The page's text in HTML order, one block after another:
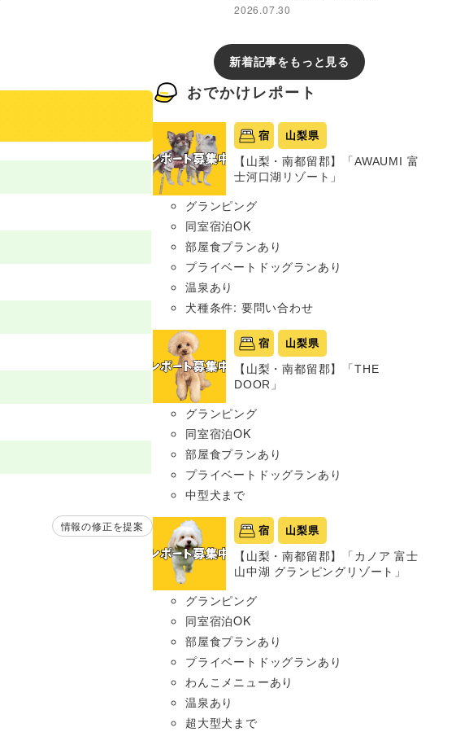
情報の修正を提案
2026.07.30
新着記事をもっと見る
おでかけレポート
宿 山梨県
【山梨・南都留郡】「AWAUMI 富
士河口湖リゾート」
グランピング
同室宿泊OK
部屋食プランあり
プライベートドッグランあり
温泉あり
犬種条件: 要問い合わせ
宿 山梨県
【山梨・南都留郡】「THE
DOOR」
グランピング
同室宿泊OK
部屋食プランあり
プライベートドッグランあり
中型犬まで
宿 山梨県
【山梨・南都留郡】「カノア 富士
山中湖 グランピングリゾート」
グランピング
同室宿泊OK
部屋食プランあり
プライベートドッグランあり
わんこメニューあり
温泉あり
超大型犬まで